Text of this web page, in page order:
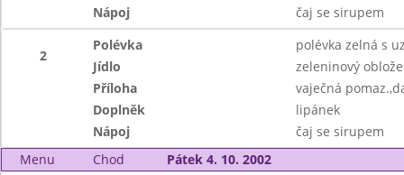
Nápoj
čaj se sirupem
2
Polévka
polévka zelná s
Jídlo
zeleninový
Příloha
vaječná
Doplněk
lipánek
Nápoj
čaj se sirupem
Menu
Chod Pátek 4. 10. 2002